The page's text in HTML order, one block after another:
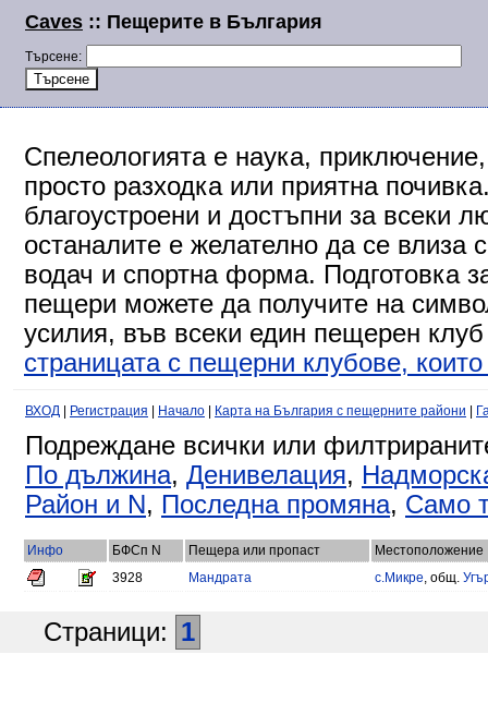
Caves :: Пещерите в България
Търсене:
Спелеологията е наука,
просто разходка или приятна
благоустроени и достъпни за всеки
останалите е желателно да се влиза
водач и спортна форма. Подготовка
пещери можете да получите на
усилия, във всеки един пещерен
страницата с пещерни клубове,
ВХОД Регистрация Начало Карта на България с пещерните райони
Подреждане всички или
По дължина, Денивелация,
Район и N, Последна промяна, Само
Инфо БФСп N Пещера или пропаст
Местоположение
3928
Мандрата с.Микре, общ.
Страници: 1